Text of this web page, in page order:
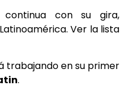
continua con su gira,
Ver la lista
trabajando en su primer
.